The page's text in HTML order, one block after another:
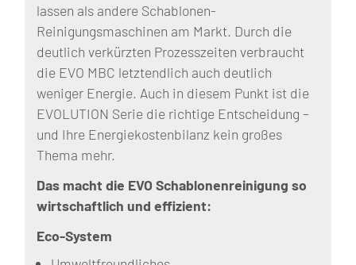
lassen als andere Schablonen-
Reinigungsmaschinen am Markt. Durch die
deutlich verkürzten Prozesszeiten verbraucht
die EVO MBC letztendlich auch deutlich
weniger Energie. Auch in diesem Punkt ist die
EVOLUTION Serie die richtige Entscheidung –
und Ihre Energiekostenbilanz kein großes
Thema mehr.
Das macht die EVO Schablonenreinigung so
wirtschaftlich und effizient:
Eco-System